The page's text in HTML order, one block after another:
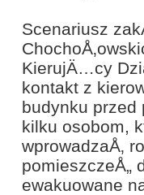
Scenariusz
KierujÄ…cy
kontakt z
budynku
kilku osobom,
wprowadzaÅ‚
pomieszczeÅ„
ewakuowane